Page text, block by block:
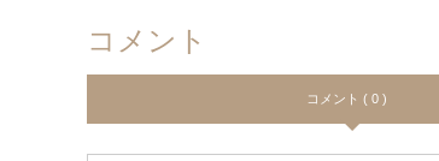
コメント
コメント ( 0 )